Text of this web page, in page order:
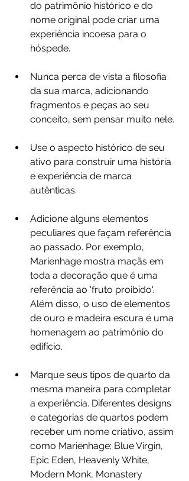
do patrimônio histórico e do
nome original pode criar uma
experiência incoesa para o
hóspede.
Nunca perca de vista a filosofia
da sua marca, adicionando
fragmentos e peças ao seu
conceito, sem pensar muito nele.
Use o aspecto histórico de seu
ativo para construir uma história
e experiência de marca
autênticas.
Adicione alguns elementos
peculiares que façam referência
ao passado. Por exemplo,
Marienhage mostra maçãs em
toda a decoração que é uma
referência ao 'fruto proibido'.
Além disso, o uso de elementos
de ouro e madeira escura é uma
homenagem ao patrimônio do
edifício.
Marque seus tipos de quarto da
mesma maneira para completar
a experiência. Diferentes designs
e categorias de quartos podem
receber um nome criativo, assim
como Marienhage: Blue Virgin,
Epic Eden, Heavenly White,
Modern Monk, Monastery